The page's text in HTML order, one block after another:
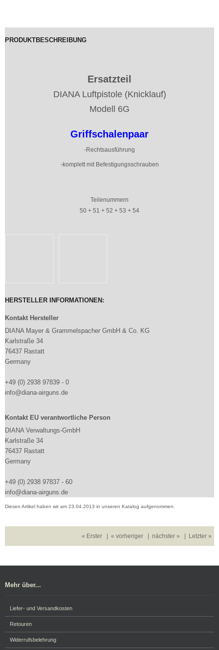
PRODUKTBESCHREIBUNG
Ersatzteil
DIANA Luftpistole (Knicklauf)
Modell 6G
Griffschalenpaar
-Rechtsausführung
-komplett mit Befestigungsschrauben
Teilenummern
50 + 51 + 52 + 53 + 54
HERSTELLER INFORMATIONEN:
Kontakt Hersteller
DIANA Mayer & Grammelspacher GmbH & Co. KG
Karlstraße 34
76437 Rastatt
Germany
+49 (0) 2938 97839 - 0
info@diana-airguns.de
Kontakt EU verantwortliche Person
DIANA Verwaltungs-GmbH
Karlstraße 34
76437 Rastatt
Germany
+49 (0) 2938 97837 - 60
info@diana-airguns.de
Diesen Artikel haben wir am 23.04.2013 in unseren Katalog aufgenommen.
« Erster | « vorheriger | nächster » | Letzter »
Mehr über...
Liefer- und Versandkosten
Retouren
Widerrufsbelehrung